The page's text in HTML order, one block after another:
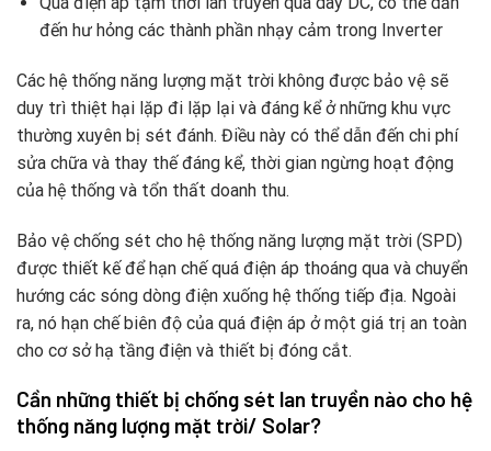
đến hư hỏng các thành phần nhạy cảm trong Inverter
Các hệ thống năng lượng mặt trời không được bảo vệ sẽ
duy trì thiệt hại lặp đi lặp lại và đáng kể ở những khu vực
thường xuyên bị sét đánh. Điều này có thể dẫn đến chi phí
sửa chữa và thay thế đáng kể, thời gian ngừng hoạt động
của hệ thống và tổn thất doanh thu.
Bảo vệ chống sét cho hệ thống năng lượng mặt trời (SPD)
được thiết kế để hạn chế quá điện áp thoáng qua và chuyển
hướng các sóng dòng điện xuống hệ thống tiếp địa. Ngoài
ra, nó hạn chế biên độ của quá điện áp ở một giá trị an toàn
cho cơ sở hạ tầng điện và thiết bị đóng cắt.
Cần những thiết bị chống sét lan truyền nào cho hệ
thống năng lượng mặt trời/ Solar?